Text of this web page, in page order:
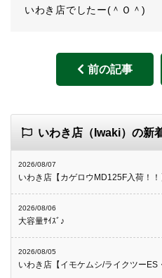
いわき店でしたー(＾Ｏ＾)
前の記事
いわき店（Iwaki）の新
2026/08/07
いわき店【カゲロウMD125F入荷！！
2026/08/06
大容量ｻｲｽﾞ♪
2026/08/05
いわき店【イモケムシ/ライクツーES